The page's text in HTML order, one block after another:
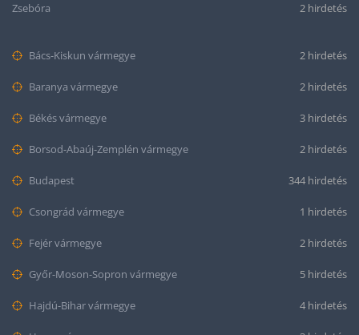
Zsebóra 2 hirdetés
Bács-Kiskun vármegye 2 hirdetés
Baranya vármegye 2 hirdetés
Békés vármegye 3 hirdetés
Borsod-Abaúj-Zemplén vármegye 2 hirdetés
Budapest 344 hirdetés
Csongrád vármegye 1 hirdetés
Fejér vármegye 2 hirdetés
Győr-Moson-Sopron vármegye 5 hirdetés
Hajdú-Bihar vármegye 4 hirdetés